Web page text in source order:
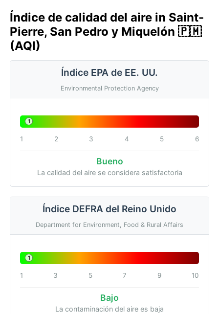
Índice de calidad del aire in Saint-
Pierre, San Pedro y Miquelón 🇵🇲
(AQI)
Índice EPA de EE. UU.
Environmental Protection Agency
1
1 2 3 4 5 6
Bueno
La calidad del aire se considera satisfactoria
Índice DEFRA del Reino Unido
Department for Environment, Food & Rural Affairs
1
1 3 5 7 9 10
Bajo
La contaminación del aire es baja